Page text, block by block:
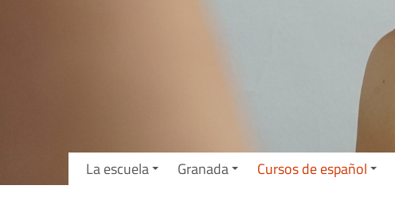
La escuela Granada Cursos de español